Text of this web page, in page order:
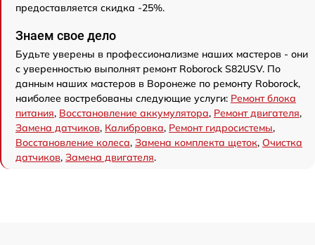
предоставляется скидка -25%.
Знаем свое дело
Будьте уверены в профессионализме наших мастеров - они
с уверенностью выполнят ремонт Roborock S82USV. По
данным наших мастеров в Воронеже по ремонту Roborock,
наиболее востребованы следующие услуги: Ремонт блока
питания, Восстановление аккумулятора, Ремонт двигателя,
Замена датчиков, Калибровка, Ремонт гидросистемы,
Восстановление колеса, Замена комплекта щеток, Очистка
датчиков, Замена двигателя.